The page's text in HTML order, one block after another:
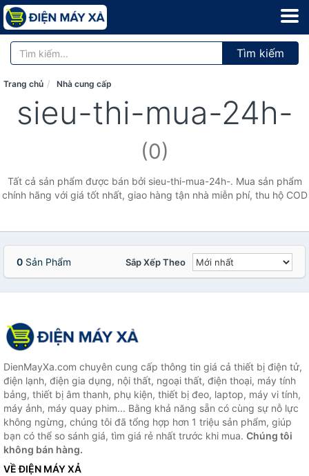
Tìm kiếm
Trang chủ Nhà cung cấp
sieu-thi-mua-24h-
(0)
Tất cả sản phẩm được bán bởi sieu-thi-mua-24h-. Mua sản phẩm
chính hãng với giá tốt nhất, giao hàng tận nhà miễn phí, thu hộ COD
0 Sản Phẩm Sắp Xếp Theo
DienMayXa.com chuyên cung cấp thông tin giá cả thiết bị điện tử,
điện lạnh, điện gia dụng, nội thất, ngoại thất, điện thoại, máy tính
bảng, thiết bị âm thanh, phụ kiện, thiết bị đeo, laptop, máy vi tính,
máy ảnh, máy quay phim... Bằng khả năng sẵn có cùng sự nỗ lực
không ngừng, chúng tôi đã tổng hợp hơn 1 triệu sản phẩm, giúp
bạn có thể so sánh giá, tìm giá rẻ nhất trước khi mua. Chúng tôi
không bán hàng.
VỀ ĐIỆN MÁY XẢ